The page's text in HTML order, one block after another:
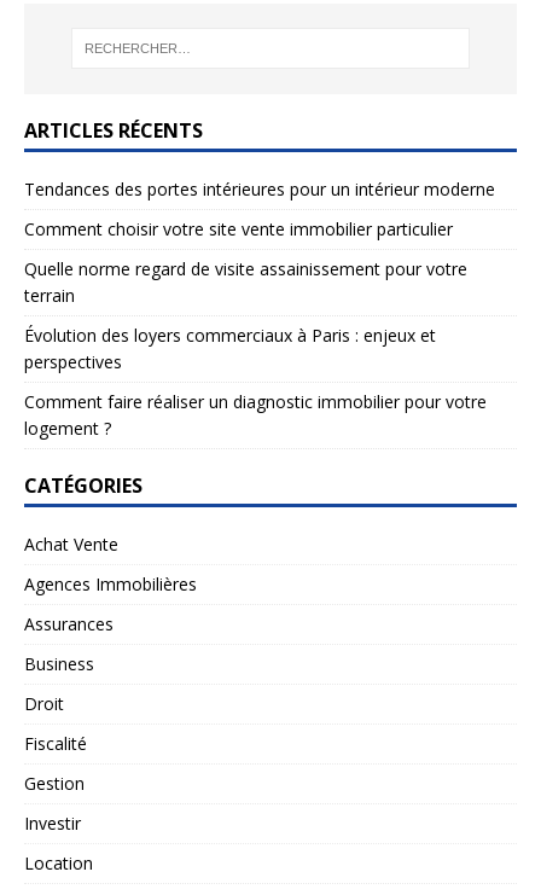
ARTICLES RÉCENTS
Tendances des portes intérieures pour un intérieur moderne
Comment choisir votre site vente immobilier particulier
Quelle norme regard de visite assainissement pour votre
terrain
Évolution des loyers commerciaux à Paris : enjeux et
perspectives
Comment faire réaliser un diagnostic immobilier pour votre
logement ?
CATÉGORIES
Achat Vente
Agences Immobilières
Assurances
Business
Droit
Fiscalité
Gestion
Investir
Location